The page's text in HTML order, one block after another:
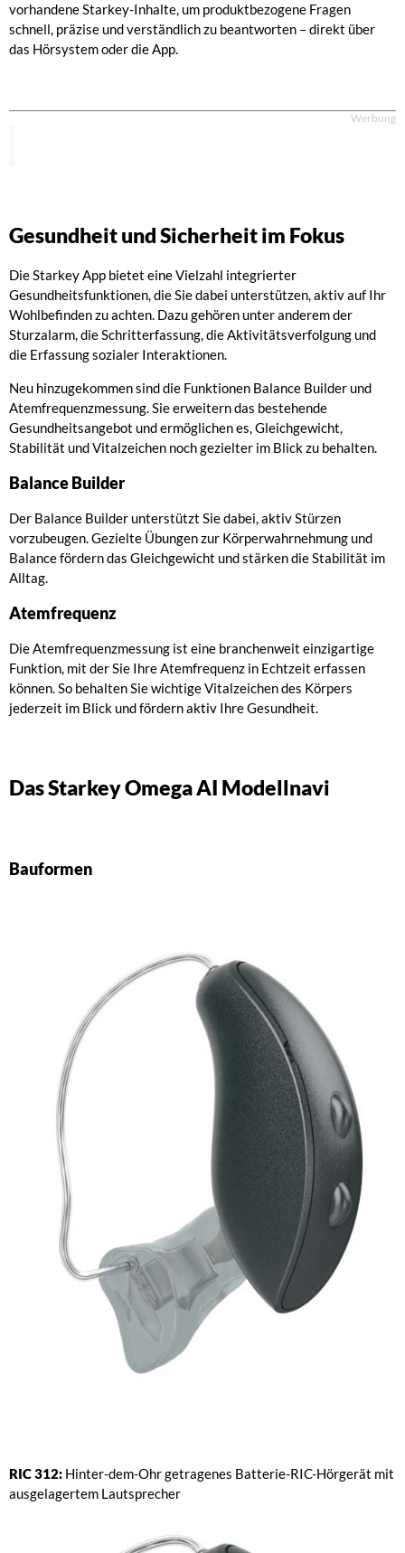
vorhandene Starkey-Inhalte, um produktbezogene Fragen
schnell, präzise und verständlich zu beantworten – direkt über
das Hörsystem oder die App.
Werbung
Gesundheit und Sicherheit im Fokus
Die Starkey App bietet eine Vielzahl integrierter
Gesundheitsfunktionen, die Sie dabei unterstützen, aktiv auf Ihr
Wohlbefinden zu achten. Dazu gehören unter anderem der
Sturzalarm, die Schritterfassung, die Aktivitätsverfolgung und
die Erfassung sozialer Interaktionen.
Neu hinzugekommen sind die Funktionen Balance Builder und
Atemfrequenzmessung. Sie erweitern das bestehende
Gesundheitsangebot und ermöglichen es, Gleichgewicht,
Stabilität und Vitalzeichen noch gezielter im Blick zu behalten.
Balance Builder
Der Balance Builder unterstützt Sie dabei, aktiv Stürzen
vorzubeugen. Gezielte Übungen zur Körperwahrnehmung und
Balance fördern das Gleichgewicht und stärken die Stabilität im
Alltag.
Atemfrequenz
Die Atemfrequenzmessung ist eine branchenweit einzigartige
Funktion, mit der Sie Ihre Atemfrequenz in Echtzeit erfassen
können. So behalten Sie wichtige Vitalzeichen des Körpers
jederzeit im Blick und fördern aktiv Ihre Gesundheit.
Das Starkey Omega AI Modellnavi
Bauformen
RIC 312: Hinter-dem-Ohr getragenes Batterie-RIC-Hörgerät mit
ausgelagertem Lautsprecher